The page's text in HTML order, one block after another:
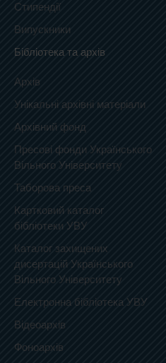
Стипендії
Випускники
Бібліотека та архів
Архів
Унікальні архівні матеріали
Архівний фонд
Пресові фонди Українського
Вільного Університету
Таборова преса
Картковий каталог
бібліотеки УВУ
Каталог захищених
дисертацій Українського
Вільного Університету
Електронна бібліотека УВУ
Відеоархів
Фоноархів